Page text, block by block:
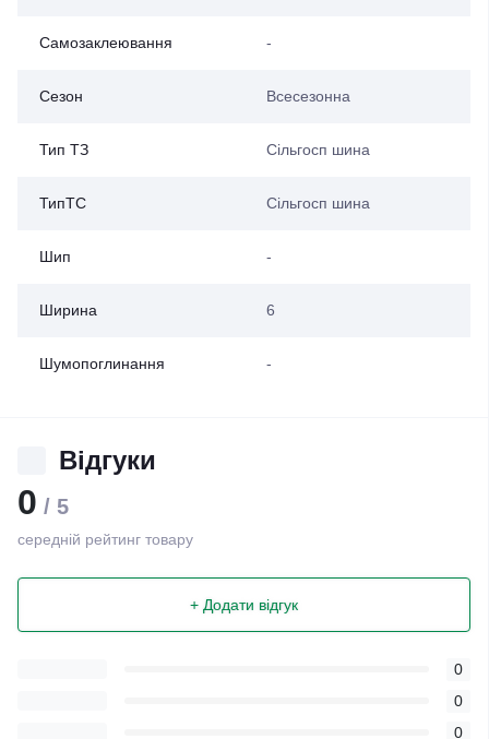
Самозаклеювання -
Сезон Всесезонна
Тип ТЗ Сільгосп шина
ТипТС Сільгосп шина
Шип -
Ширина 6
Шумопоглинання -
Відгуки
0 / 5
середній рейтинг товару
+ Додати відгук
0
0
0